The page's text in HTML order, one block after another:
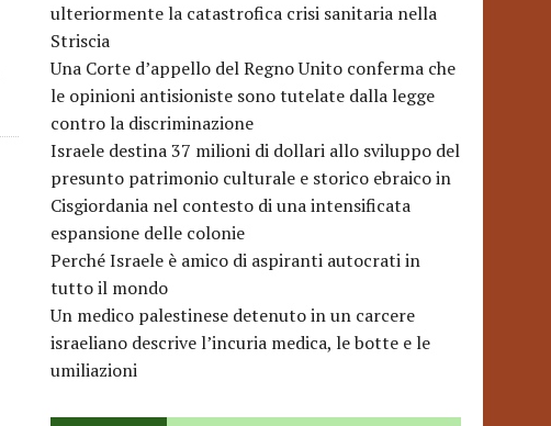
ulteriormente la catastrofica crisi sanitaria nella
Striscia
Una Corte d’appello del Regno Unito conferma che
le opinioni antisioniste sono tutelate dalla legge
contro la discriminazione
Israele destina 37 milioni di dollari allo sviluppo del
presunto patrimonio culturale e storico ebraico in
Cisgiordania nel contesto di una intensificata
espansione delle colonie
Perché Israele è amico di aspiranti autocrati in
tutto il mondo
Un medico palestinese detenuto in un carcere
israeliano descrive l’incuria medica, le botte e le
umiliazioni